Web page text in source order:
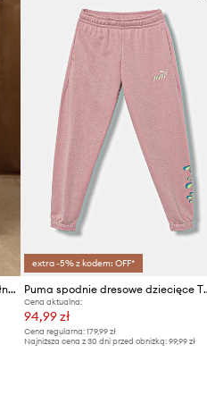
Mini Rodini spodnie dresowe bawełniane dziecięce Squiggly cats
extra -5% z kodem: OFF*
Puma spodnie
Cena aktualna:
94,99 zł
Cena regularna: 179,99 zł
Najniższa cena z 30 dni przed obniżką: 99,99 zł